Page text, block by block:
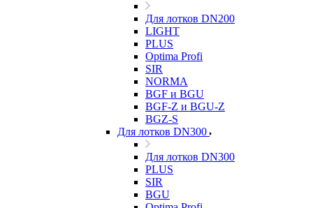
Для лотков DN200
LIGHT
PLUS
Optima Profi
SIR
NORMA
BGF и BGU
BGF-Z и BGU-Z
BGZ-S
Для лотков DN300
Для лотков DN300
PLUS
SIR
BGU